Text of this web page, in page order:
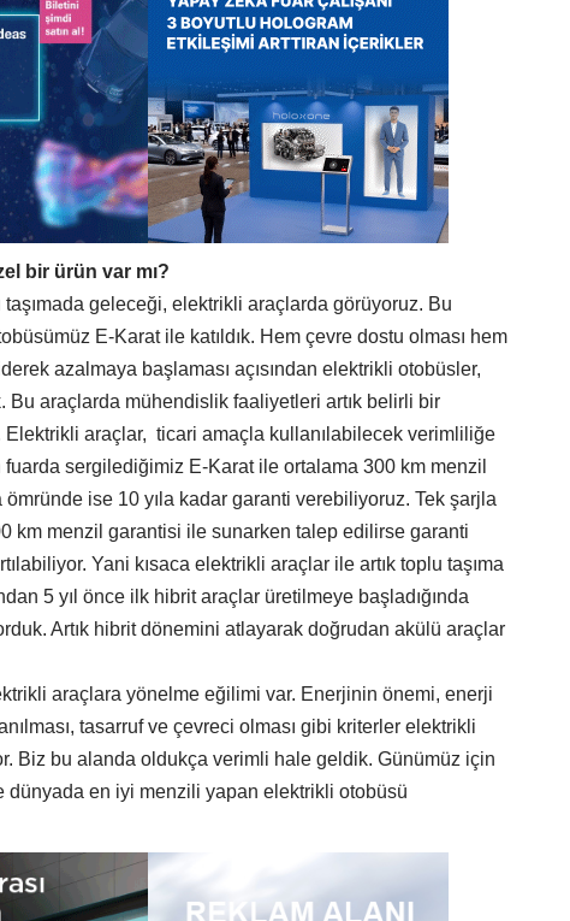
bir ürün var mı?
taşımada geleceği, elektrikli araçlarda görüyoruz. Bu
E-Karat ile katıldık. Hem çevre dostu olması hem
azalmaya başlaması açısından elektrikli otobüsler,
Bu araçlarda mühendislik faaliyetleri artık belirli bir
Elektrikli araçlar, ticari amaçla kullanılabilecek verimliliğe
sergilediğimiz E-Karat ile ortalama 300 km menzil
ise 10 yıla kadar garanti verebiliyoruz. Tek şarjla
km menzil garantisi ile sunarken talep edilirse garanti
Yani kısaca elektrikli araçlar ile artık toplu taşıma
5 yıl önce ilk hibrit araçlar üretilmeye başladığında
Artık hibrit dönemini atlayarak doğrudan akülü araçlar
araçlara yönelme eğilimi var. Enerjinin önemi, enerji
tasarruf ve çevreci olması gibi kriterler elektrikli
Biz bu alanda oldukça verimli hale geldik. Günümüz için
dünyada en iyi menzili yapan elektrikli otobüsü